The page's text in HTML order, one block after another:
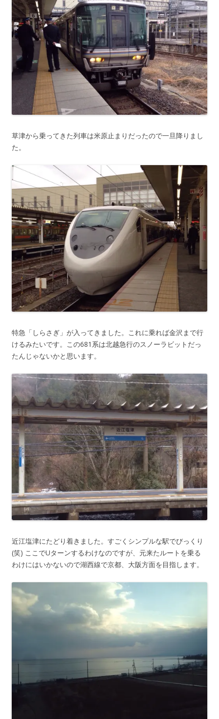
草津から乗ってきた列車は米原止まりだったので一旦降りまし
た。
特急「しらさぎ」が入ってきました。これに乗れば金沢まで行
けるみたいです。この681系は北越急行のスノーラビットだっ
たんじゃないかと思います。
近江塩津にたどり着きました。すごくシンプルな駅でびっくり
(笑) ここでUターンするわけなのですが、元来たルートを乗る
わけにはいかないので湖西線で京都、大阪方面を目指します。